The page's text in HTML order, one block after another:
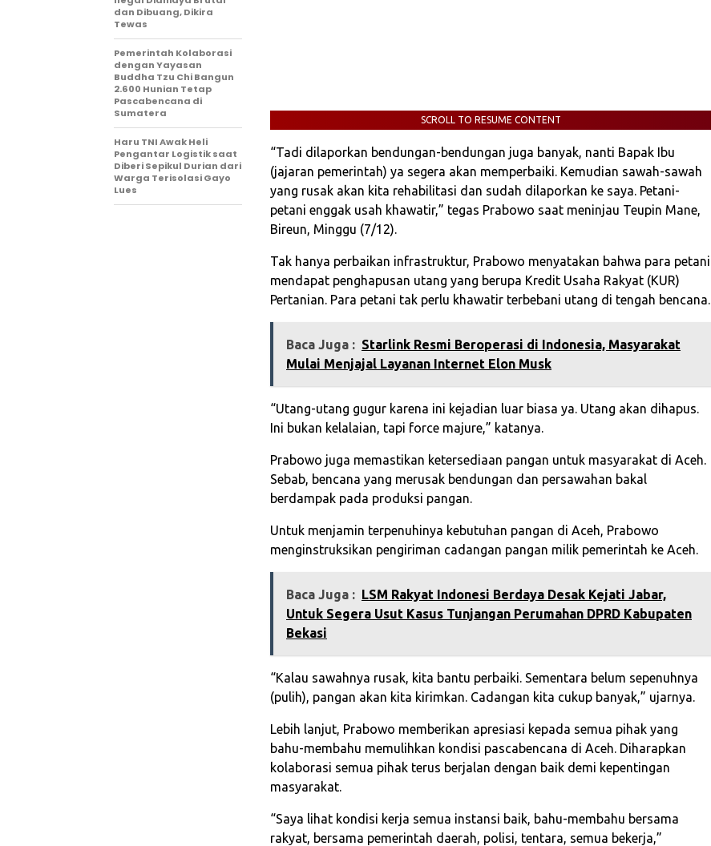
SCROLL TO RESUME CONTENT
“Tadi dilaporkan bendungan-bendungan juga banyak, nanti Bapak Ibu
(jajaran pemerintah) ya segera akan memperbaiki. Kemudian sawah-sawah
yang rusak akan kita rehabilitasi dan sudah dilaporkan ke saya. Petani-
petani enggak usah khawatir,” tegas Prabowo saat meninjau Teupin Mane,
Bireun, Minggu (7/12).
Tak hanya perbaikan infrastruktur, Prabowo menyatakan bahwa para petani
mendapat penghapusan utang yang berupa Kredit Usaha Rakyat (KUR)
Pertanian. Para petani tak perlu khawatir terbebani utang di tengah bencana.
Baca Juga : Starlink Resmi Beroperasi di Indonesia, Masyarakat
Mulai Menjajal Layanan Internet Elon Musk
“Utang-utang gugur karena ini kejadian luar biasa ya. Utang akan dihapus.
Ini bukan kelalaian, tapi force majure,” katanya.
Prabowo juga memastikan ketersediaan pangan untuk masyarakat di Aceh.
Sebab, bencana yang merusak bendungan dan persawahan bakal
berdampak pada produksi pangan.
Untuk menjamin terpenuhinya kebutuhan pangan di Aceh, Prabowo
menginstruksikan pengiriman cadangan pangan milik pemerintah ke Aceh.
Baca Juga : LSM Rakyat Indonesi Berdaya Desak Kejati Jabar,
Untuk Segera Usut Kasus Tunjangan Perumahan DPRD Kabupaten
Bekasi
“Kalau sawahnya rusak, kita bantu perbaiki. Sementara belum sepenuhnya
(pulih), pangan akan kita kirimkan. Cadangan kita cukup banyak,” ujarnya.
Lebih lanjut, Prabowo memberikan apresiasi kepada semua pihak yang
bahu-membahu memulihkan kondisi pascabencana di Aceh. Diharapkan
kolaborasi semua pihak terus berjalan dengan baik demi kepentingan
masyarakat.
“Saya lihat kondisi kerja semua instansi baik, bahu-membahu bersama
rakyat, bersama pemerintah daerah, polisi, tentara, semua bekerja,”
dan Dibuang, Dikira
Tewas
Pemerintah Kolaborasi
dengan Yayasan
Buddha Tzu Chi Bangun
2.600 Hunian Tetap
Pascabencana di
Sumatera
Haru TNI Awak Heli
Pengantar Logistik saat
Diberi Sepikul Durian dari
Warga Terisolasi Gayo
Lues